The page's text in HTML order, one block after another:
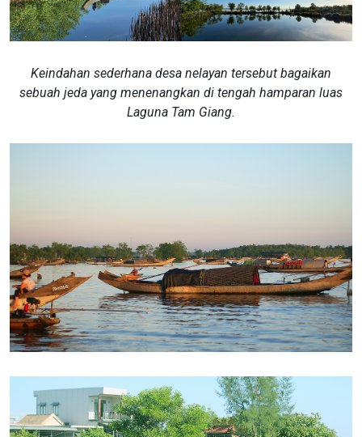
Keindahan sederhana desa nelayan tersebut bagaikan
sebuah jeda yang menenangkan di tengah hamparan luas
Laguna Tam Giang.